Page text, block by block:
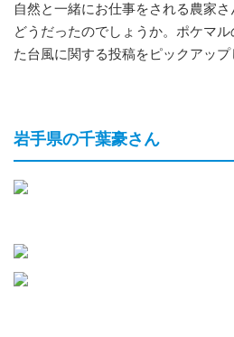
自然と一緒にお仕事をされる農家
どうだったのでしょうか。ポケマ
た台風に関する投稿をピックアップ
岩手県の千葉豪さん